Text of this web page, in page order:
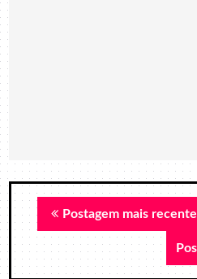
Postagem mais recente